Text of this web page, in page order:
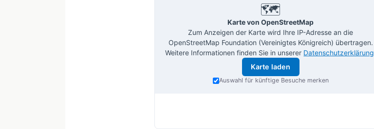
🗺️
Karte von OpenStreetMap
Zum Anzeigen der Karte wird Ihre IP-Adresse an die
OpenStreetMap Foundation (Vereinigtes Königreich) übertragen.
Weitere Informationen finden Sie in unserer Datenschutzerklärung
Karte laden
Auswahl für künftige Besuche merken